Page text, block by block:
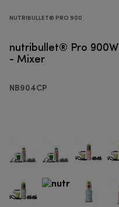
NUTRIBULLET® PRO 900
nutribullet® Pro 900W
- Mixer
NB904CP